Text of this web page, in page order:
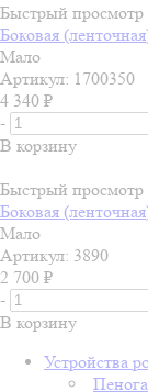
Быстрый просмотр
Боковая
Мало
Артикул: 1700350
4 340 ₽
-
В корзину
Быстрый просмотр
Боковая
Мало
Артикул: 3890
2 700 ₽
-
В корзину
Устройства